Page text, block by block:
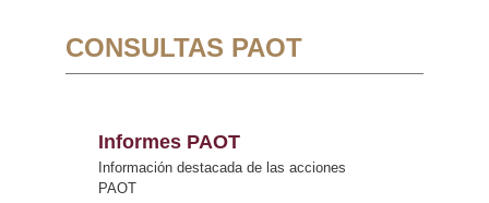
CONSULTAS PAOT
Informes PAOT
Información destacada de las acciones
PAOT